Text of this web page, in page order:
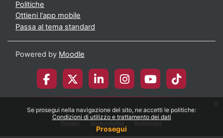
Se prosegui nella navigazione del sito, ne accetti le politiche:
Condizioni di utilizzo e trattamento dei dati
Prosegui
x
Politiche
Ottieni l'app mobile
Passa al tema standard
Powered by Moodle
© 2026 Università degli Studi di Milano-Bicocca